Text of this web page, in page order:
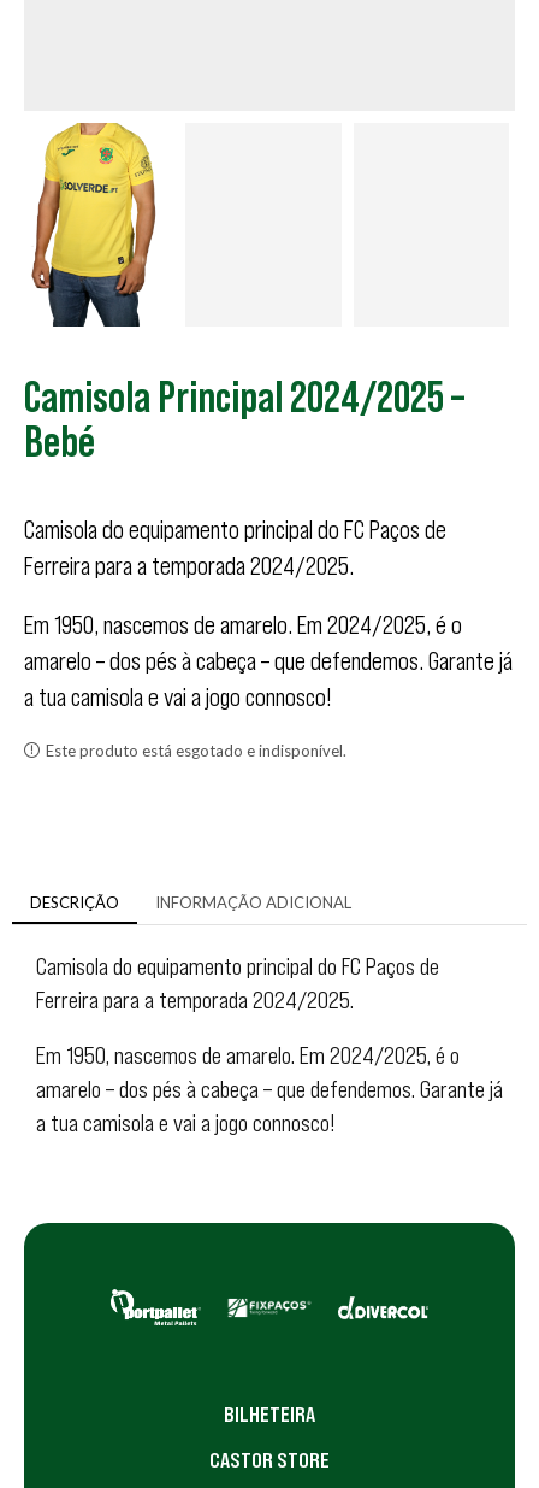
Camisola Principal 2024/2025 –
Bebé
Camisola do equipamento principal do FC Paços de
Ferreira para a temporada 2024/2025.
Em 1950, nascemos de amarelo. Em 2024/2025, é o
amarelo – dos pés à cabeça – que defendemos. Garante já
a tua camisola e vai a jogo connosco!
Este produto está esgotado e indisponível.
DESCRIÇÃO INFORMAÇÃO ADICIONAL
Camisola do equipamento principal do FC Paços de
Ferreira para a temporada 2024/2025.
Em 1950, nascemos de amarelo. Em 2024/2025, é o
amarelo – dos pés à cabeça – que defendemos. Garante já
a tua camisola e vai a jogo connosco!
BILHETEIRA
CASTOR STORE